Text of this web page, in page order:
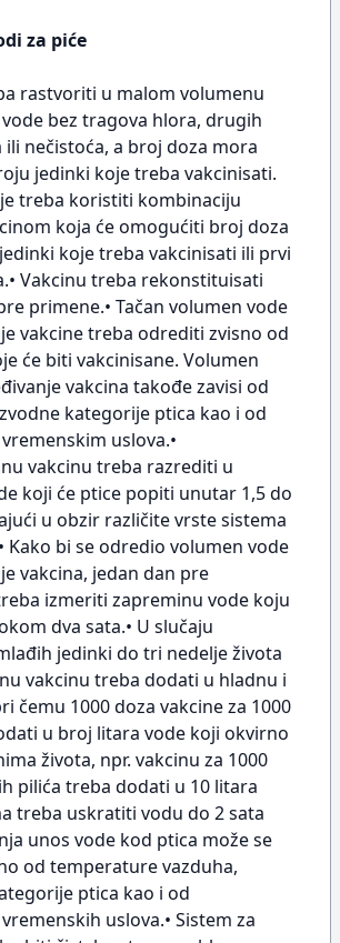
za piće
rastvoriti u malom volumenu
bez tragova hlora, drugih
nečistoća, a broj doza mora
jedinki koje treba vakcinisati.
treba koristiti kombinaciju
koja će omogućiti broj doza
koje treba vakcinisati ili prvi
Vakcinu treba rekonstituisati
primene.• Tačan volumen vode
vakcine treba odrediti zvisno od
će biti vakcinisane. Volumen
vakcina takođe zavisi od
kategorije ptica kao i od
uslova.•
vakcinu treba razrediti u
koji će ptice popiti unutar 1,5 do
u obzir različite vrste sistema
Kako bi se odredio volumen vode
vakcina, jedan dan pre
izmeriti zapreminu vode koju
dva sata.• U slučaju
jedinki do tri nedelje života
vakcinu treba dodati u hladnu i
čemu 1000 doza vakcine za 1000
u broj litara vode koji okvirno
života, npr. vakcinu za 1000
pilića treba dodati u 10 litara
treba uskratiti vodu do 2 sata
unos vode kod ptica može se
od temperature vazduha,
ptica kao i od
uslova.• Sistem za